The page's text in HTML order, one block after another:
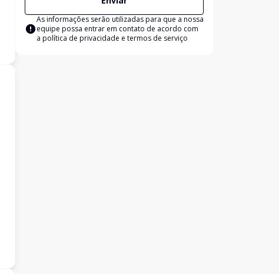
As informações serão utilizadas para que a nossa
equipe possa entrar em contato de acordo com
a política de privacidade e termos de serviço